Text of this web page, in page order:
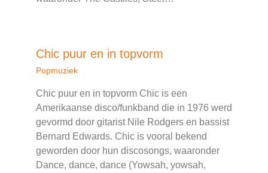
Chic puur en in topvorm
Popmuziek
Chic puur en in topvorm Chic is een
Amerikaanse disco/funkband die in 1976 werd
gevormd door gitarist Nile Rodgers en bassist
Bernard Edwards. Chic is vooral bekend
geworden door hun discosongs, waaronder
Dance, dance, dance (Yowsah, yowsah,